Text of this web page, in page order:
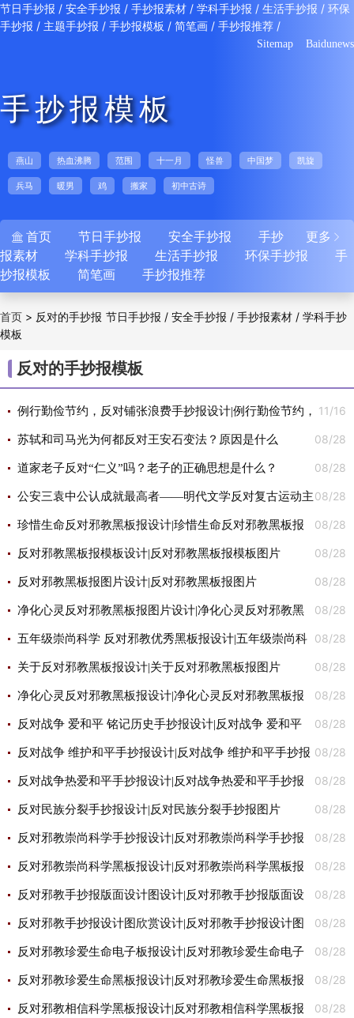
节日手抄报 / 安全手抄报 / 手抄报素材 / 学科手抄报 / 生活手抄报 / 环保
手抄报 / 主题手抄报 / 手抄报模板 / 简笔画 / 手抄报推荐 /
Sitemap Baidunews
手抄报模板
燕山 热血沸腾 范围 十一月 怪兽 中国梦 凯旋
兵马 暖男 鸡 搬家 初中古诗
更多 
 首页 节日手抄报 安全手抄报
手抄
报素材
学科手抄报 生活手抄报 环保手抄报
手
抄报模板
简笔画 手抄报推荐
节日手抄报 /安全手抄报 /手抄报素材 /学科手抄
首页 > 反对的手抄报
模板
反对的手抄报模板
11/16
例行勤俭节约，反对铺张浪费手抄报设计|例行勤俭节约，
反对铺张浪费手抄报图片 08/28
苏轼和司马光为何都反对王安石变法？原因是什么
08/28
道家老子反对“仁义”吗？老子的正确思想是什么？
08/28
公安三袁中公认成就最高者——明代文学反对复古运动主
将袁宏道 08/28
珍惜生命反对邪教黑板报设计|珍惜生命反对邪教黑板报
图片 08/28
反对邪教黑板报模板设计|反对邪教黑板报模板图片
08/28
反对邪教黑板报图片设计|反对邪教黑板报图片
08/28
净化心灵反对邪教黑板报图片设计|净化心灵反对邪教黑
板报图片 08/28
五年级崇尚科学 反对邪教优秀黑板报设计|五年级崇尚科
学 反对邪教优秀黑板报图片 08/28
关于反对邪教黑板报设计|关于反对邪教黑板报图片
08/28
净化心灵反对邪教黑板报设计|净化心灵反对邪教黑板报
图片 08/28
反对战争 爱和平 铭记历史手抄报设计|反对战争 爱和平
铭记历史手抄报图片 08/28
反对战争 维护和平手抄报设计|反对战争 维护和平手抄报
图片 08/28
反对战争热爱和平手抄报设计|反对战争热爱和平手抄报
图片 08/28
反对民族分裂手抄报设计|反对民族分裂手抄报图片
08/28
反对邪教崇尚科学手抄报设计|反对邪教崇尚科学手抄报
图片 08/28
反对邪教崇尚科学黑板报设计|反对邪教崇尚科学黑板报
图片 08/28
反对邪教手抄报版面设计图设计|反对邪教手抄报版面设
计图图片 08/28
反对邪教手抄报设计图欣赏设计|反对邪教手抄报设计图
欣赏图片 08/28
反对邪教珍爱生命电子板报设计|反对邪教珍爱生命电子
板报图片 08/28
反对邪教珍爱生命黑板报设计|反对邪教珍爱生命黑板报
图片 08/28
反对邪教相信科学黑板报设计|反对邪教相信科学黑板报